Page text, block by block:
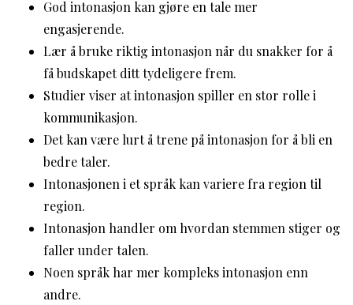
God intonasjon kan gjøre en tale mer
engasjerende.
Lær å bruke riktig intonasjon når du snakker for å
få budskapet ditt tydeligere frem.
Studier viser at intonasjon spiller en stor rolle i
kommunikasjon.
Det kan være lurt å trene på intonasjon for å bli en
bedre taler.
Intonasjonen i et språk kan variere fra region til
region.
Intonasjon handler om hvordan stemmen stiger og
faller under talen.
Noen språk har mer kompleks intonasjon enn
andre.